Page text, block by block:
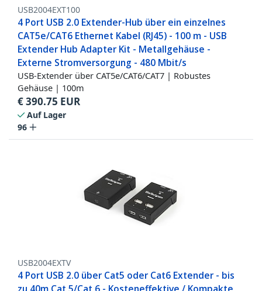
USB2004EXT100
4 Port USB 2.0 Extender-Hub über ein einzelnes
CAT5e/CAT6 Ethernet Kabel (RJ45) - 100 m - USB
Extender Hub Adapter Kit - Metallgehäuse -
Externe Stromversorgung - 480 Mbit/s
USB-Extender über CAT5e/CAT6/CAT7 | Robustes
Gehäuse | 100m
€390.75 EUR
Auf Lager
96
USB2004EXTV
4 Port USB 2.0 über Cat5 oder Cat6 Extender - bis